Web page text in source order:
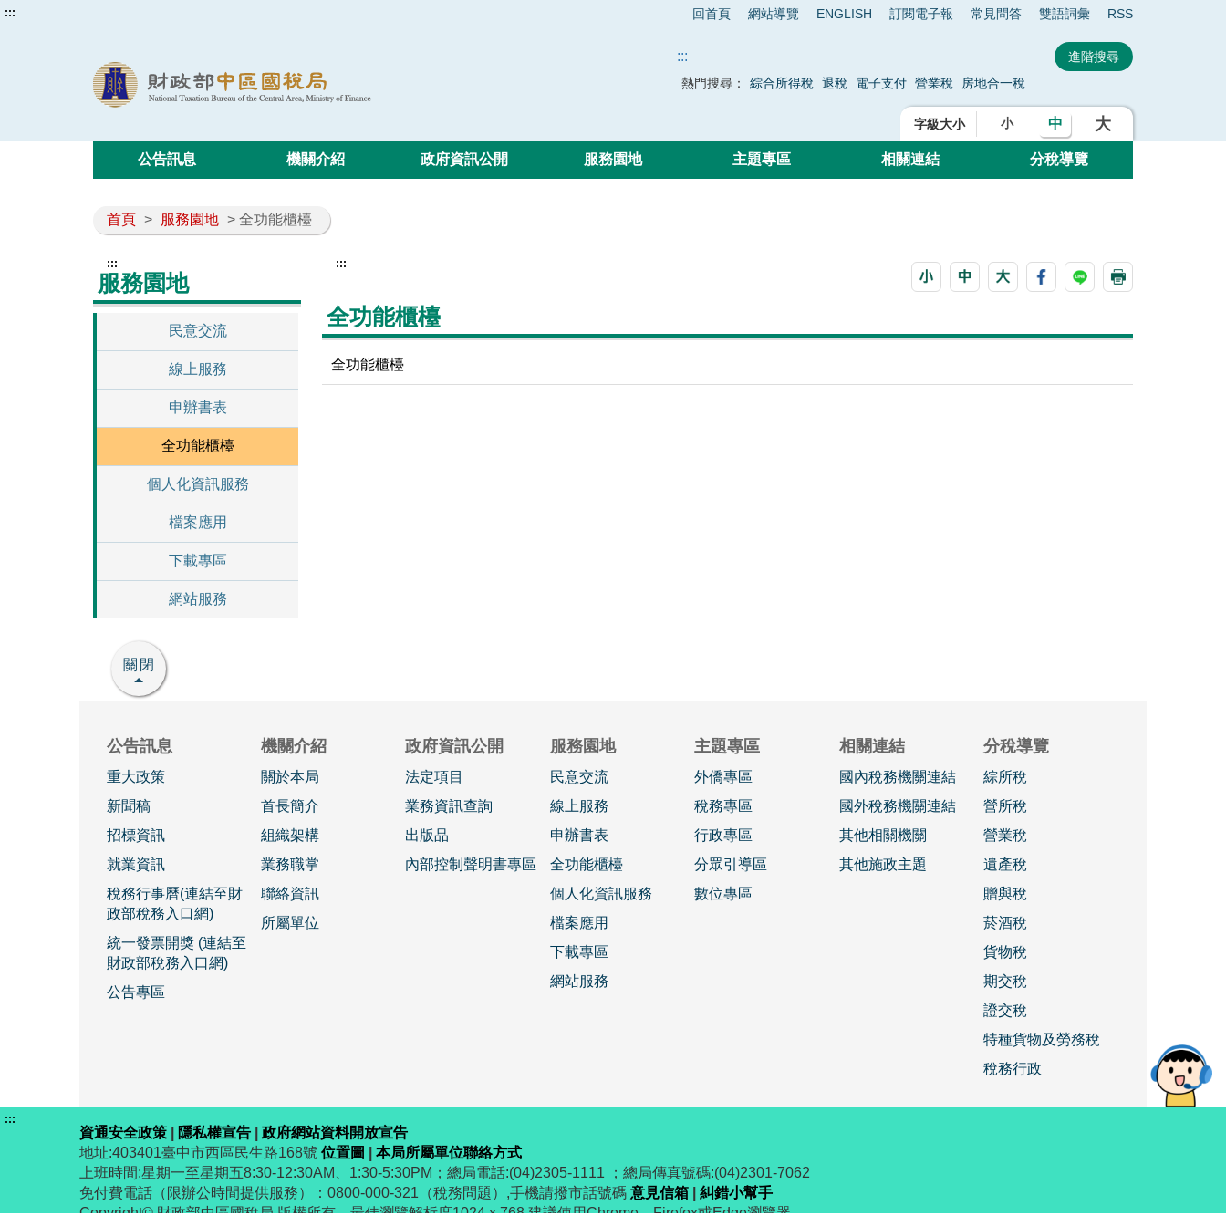
::: 回首頁 網站導覽 ENGLISH 訂閱電子報 常見問答 雙語詞彙 RSS
:::
熱門搜尋： 綜合所得稅 退稅 電子支付 營業稅 房地合一稅
字級大小 小 中 大
公告訊息 機關介紹 政府資訊公開 服務園地 主題專區 相關連結 分稅導覽
首頁 > 服務園地 > 全功能櫃檯
:::
服務園地
民意交流
線上服務
申辦書表
全功能櫃檯
個人化資訊服務
檔案應用
下載專區
網站服務
:::
全功能櫃檯
全功能櫃檯
關閉
公告訊息
重大政策
新聞稿
招標資訊
就業資訊
稅務行事曆(連結至財
政部稅務入口網)
統一發票開獎 (連結至
財政部稅務入口網)
公告專區
機關介紹
關於本局
首長簡介
組織架構
業務職掌
聯絡資訊
所屬單位
政府資訊公開
法定項目
業務資訊查詢
出版品
內部控制聲明書專區
服務園地
民意交流
線上服務
申辦書表
全功能櫃檯
個人化資訊服務
檔案應用
下載專區
網站服務
主題專區
外僑專區
稅務專區
行政專區
分眾引導區
數位專區
相關連結
國內稅務機關連結
國外稅務機關連結
其他相關機關
其他施政主題
分稅導覽
綜所稅
營所稅
營業稅
遺產稅
贈與稅
菸酒稅
貨物稅
期交稅
證交稅
特種貨物及勞務稅
稅務行政
:::
資通安全政策 隱私權宣告
政府網站資料開放宣告
地址:403401臺中市西區民生路168號 位置圖
本局所屬單位聯絡方式
上班時間:星期一至星期五8:30-12:30AM、1:30-5:30PM；總局電話:(04)2305-1111 ；總局傳真號碼:(04)2301-7062
免付費電話（限辦公時間提供服務）：0800-000-321（稅務問題）,手機請撥市話號碼 意見信箱
糾錯小幫手
Copyright© 財政部中區國稅局 版權所有 最佳瀏覽解析度1024 x 768 建議使用Chrome、Firefox或Edge瀏覽器